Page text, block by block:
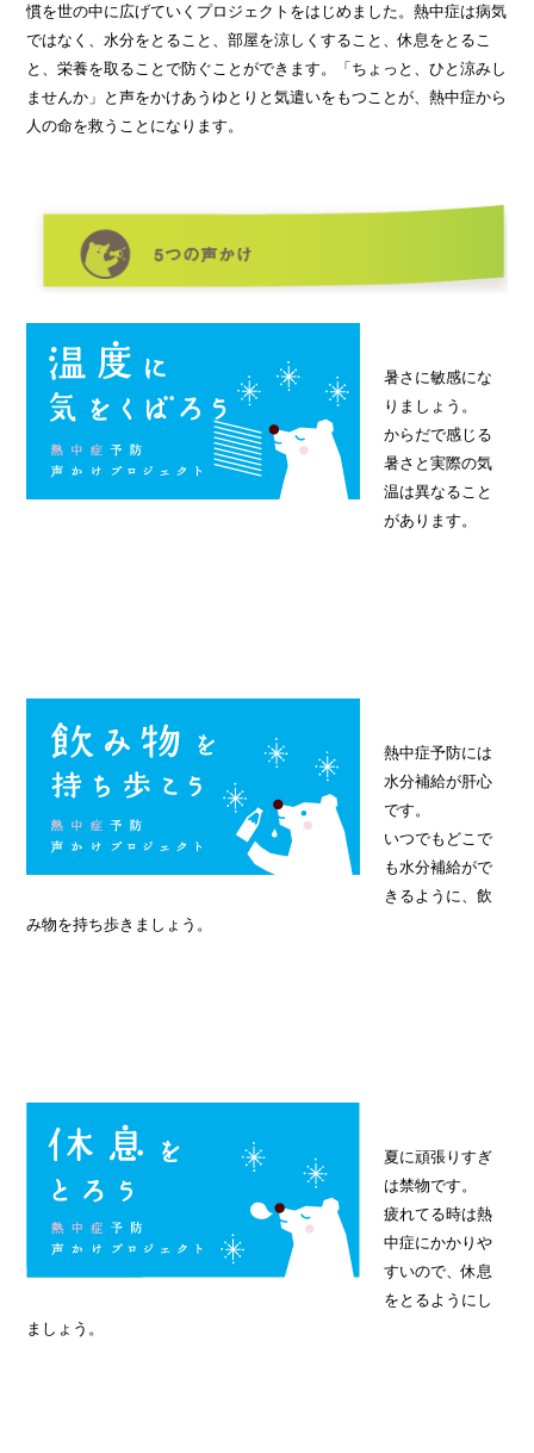
慣を世の中に広げていくプロジェクトをはじめました。熱中症は病気
ではなく、水分をとること、部屋を涼しくすること、休息をとるこ
と、栄養を取ることで防ぐことができます。「ちょっと、ひと涼みし
ませんか」と声をかけあうゆとりと気遣いをもつことが、熱中症から
人の命を救うことになります。
暑さに敏感にな
りましょう。
からだで感じる
暑さと実際の気
温は異なること
があります。
熱中症予防には
水分補給が肝心
です。
いつでもどこで
も水分補給がで
きるように、飲
み物を持ち歩きましょう。
夏に頑張りすぎ
は禁物です。
疲れてる時は熱
中症にかかりや
すいので、休息
をとるようにし
ましょう。